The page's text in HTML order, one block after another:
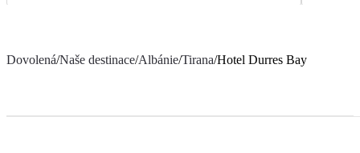
Dovolená/Naše destinace/Albánie/Tirana/Hotel Durres Bay